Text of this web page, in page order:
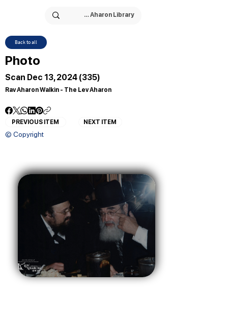
Back to all
Photo
Scan Dec 13, 2024 (335)
Rav Aharon Walkin - The Lev Aharon
PREVIOUS ITEM NEXT ITEM
© Copyright